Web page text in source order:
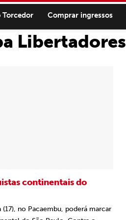
Torcedor Comprar ingressos
Libertadores
continentais do
no Pacaembu, poderá marcar